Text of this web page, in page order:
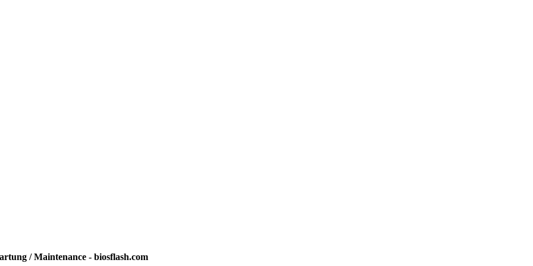
/ Maintenance - biosflash.com